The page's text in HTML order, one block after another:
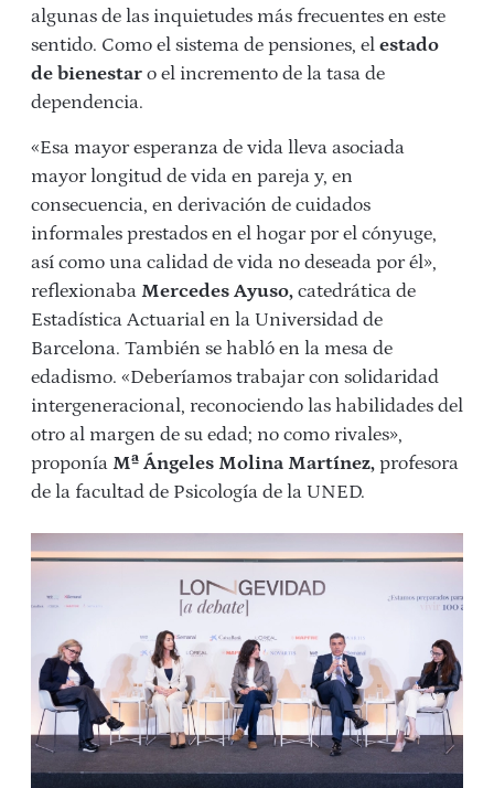
algunas de las inquietudes más frecuentes en este
sentido. Como el sistema de pensiones, el estado
de bienestar o el incremento de la tasa de
dependencia.
«Esa mayor esperanza de vida lleva asociada
mayor longitud de vida en pareja y, en
consecuencia, en derivación de cuidados
informales prestados en el hogar por el cónyuge,
así como una calidad de vida no deseada por él»,
reflexionaba Mercedes Ayuso, catedrática de
Estadística Actuarial en la Universidad de
Barcelona. También se habló en la mesa de
edadismo. «Deberíamos trabajar con solidaridad
intergeneracional, reconociendo las habilidades del
otro al margen de su edad; no como rivales»,
proponía Mª Ángeles Molina Martínez, profesora
de la facultad de Psicología de la UNED.